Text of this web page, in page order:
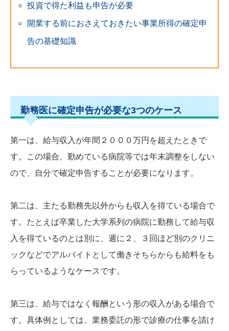
投資で得た利益も申告が必要
開業する前におさえておきたい事業所得の確定申
告の基礎知識
勤務医に確定申告が必要な3つのケース
第一は、給与収入が年間２０００万円を超えたときで
す。この場合、勤めている病院等では年末調整をしない
ので、自分で確定申告することが必要になります。
第二は、主たる勤務先以外からも収入を得ている場合で
す。たとえば卒業した大学系列の病院に勤務して給与収
入を得ているのとは別に、週に２、３回ほど別のクリニ
ックなどでアルバイトとして働きそちらからも給料をも
らっているようなケースです。
第三は、給与ではなく報酬という形の収入がある場合で
す。具体例としては、業務委託の形で診療の仕事を請け